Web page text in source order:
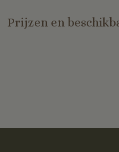
Prijzen en